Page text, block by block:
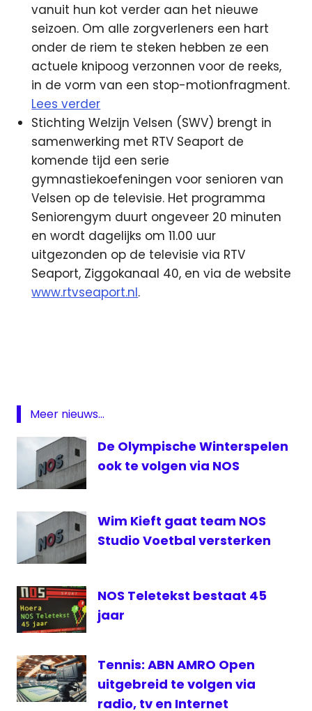
vanuit hun kot verder aan het nieuwe
seizoen. Om alle zorgverleners een hart
onder de riem te steken hebben ze een
actuele knipoog verzonnen voor de reeks,
in de vorm van een stop-motionfragment.
Lees verder
Stichting Welzijn Velsen (SWV) brengt in
samenwerking met RTV Seaport de
komende tijd een serie
gymnastiekoefeningen voor senioren van
Velsen op de televisie. Het programma
Seniorengym duurt ongeveer 20 minuten
en wordt dagelijks om 11.00 uur
uitgezonden op de televisie via RTV
Seaport, Ziggokanaal 40, en via de website
www.rtvseaport.nl.
Meer nieuws...
De Olympische Winterspelen
ook te volgen via NOS
Wim Kieft gaat team NOS
Studio Voetbal versterken
NOS Teletekst bestaat 45
jaar
Tennis: ABN AMRO Open
uitgebreid te volgen via
radio, tv en Internet